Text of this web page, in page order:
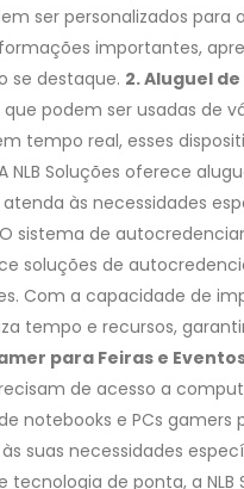
ser personalizados
importantes,
se destaque. 2. Aluguel
podem ser usadas de
tempo real, esses
Soluções oferece
às necessidades
O sistema de
soluções de
Com a capacidade de
tempo e recursos,
para Feiras e
de acesso a
notebooks e PCs
suas necessidades
de ponta, a